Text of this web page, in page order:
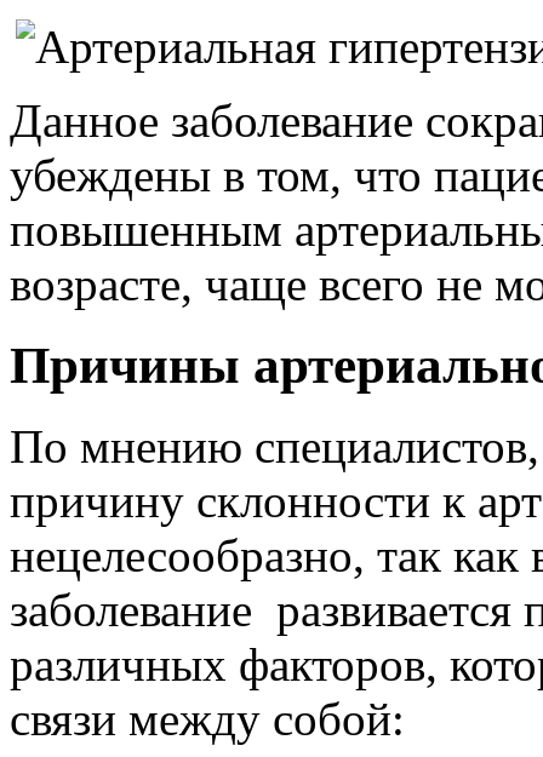
Данное заболевание
убеждены в том, что
повышенным
возрасте, чаще всего не
Причины
По мнению
причину склонности к
нецелесообразно, так
заболевание
различных факторов,
связи между собой: